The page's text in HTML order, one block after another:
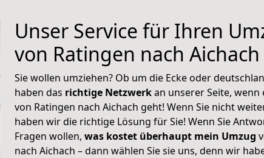
Unser Service für Ihren
von Ratingen nach Aichach
Sie wollen umziehen? Ob um die Ecke oder
haben das richtige Netzwerkan unserer Seite, wenn
von Ratingen nach Aichach geht! Wenn Sie nicht
haben wir die richtige Lösung für Sie! Wenn Sie
Fragen wollen, was kostet überhaupt mein Umzug
nach Aichach – dann wählen Sie sie uns, denn wir